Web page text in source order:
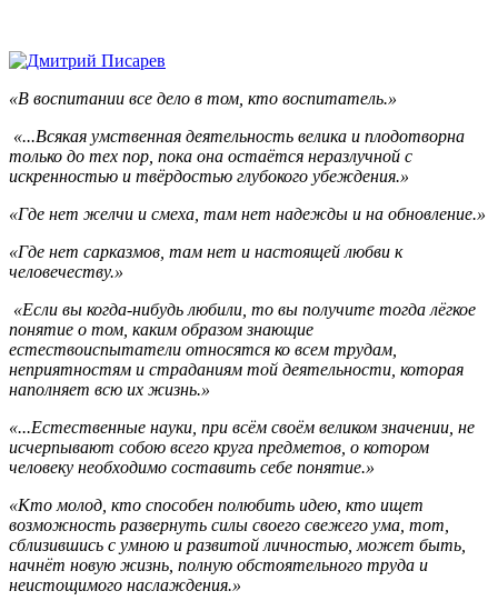
«В воспитании все дело в том, кто воспитатель.»
«...Всякая умственная деятельность велика и плодотворна
только до тех пор, пока она остаётся неразлучной с
искренностью и твёрдостью глубокого убеждения.»
«Где нет желчи и смеха, там нет надежды и на обновление.»
«Где нет сарказмов, там нет и настоящей любви к
человечеству.»
«Если вы когда-нибудь любили, то вы получите тогда лёгкое
понятие о том, каким образом знающие
естествоиспытатели относятся ко всем трудам,
неприятностям и страданиям той деятельности, которая
наполняет всю их жизнь.»
«...Естественные науки, при всём своём великом значении, не
исчерпывают собою всего круга предметов, о котором
человеку необходимо составить себе понятие.»
«Кто молод, кто способен полюбить идею, кто ищет
возможность развернуть силы своего свежего ума, тот,
сблизившись с умною и развитой личностью, может быть,
начнёт новую жизнь, полную обстоятельного труда и
неистощимого наслаждения.»